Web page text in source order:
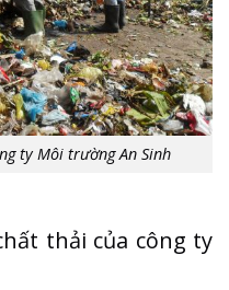
ty Môi trường An Sinh
thải của công ty